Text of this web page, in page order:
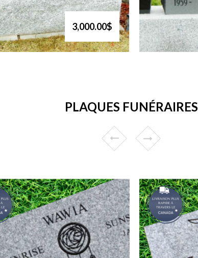
3,000.00$
PLAQUES FUNÉRAIRES